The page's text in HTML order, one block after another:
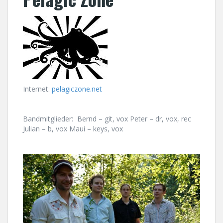
Internet: pelagiczone.net
Bandmitglieder: Bernd – git, vox Peter – dr, vox, rec
Julian – b, vox Maui – keys, vox